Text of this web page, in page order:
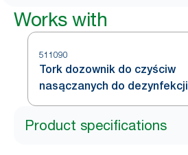
Works with
511090
Tork dozownik do czyściw
nasączanych do dezynfekcji
powierzchni
Product specifications